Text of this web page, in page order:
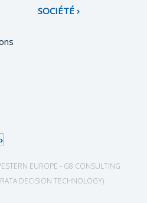
SOCIÉTÉ
EUROPE - G8 CONSULTING
DECISION TECHNOLOGY)